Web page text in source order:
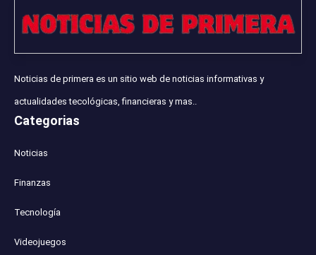
Noticias de primera es un sitio web de noticias informativas y
actualidades tecológicas, financieras y mas..
Categorias
Noticias
Finanzas
Tecnología
Videojuegos